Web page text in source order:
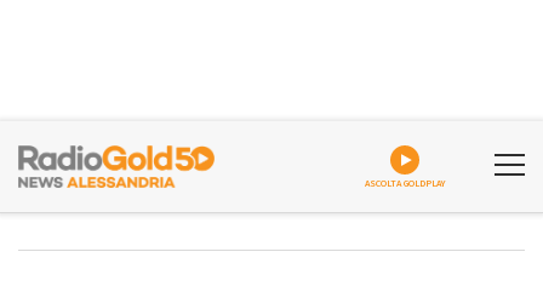
ASCOLTA GOLDPLAY